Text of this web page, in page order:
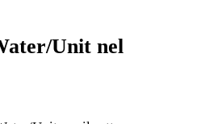
Unit nel